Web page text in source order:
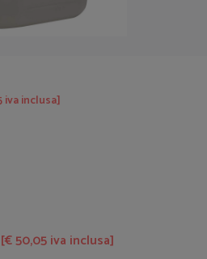
iva inclusa]
50,05 iva inclusa]